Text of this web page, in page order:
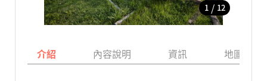
1 / 12
介紹 內容說明 資訊 地圖